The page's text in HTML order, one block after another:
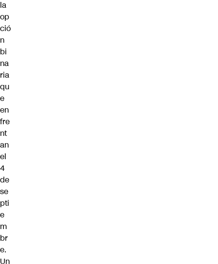
la
op
ció
n
bi
na
ria
qu
e
en
fre
nt
an
el
4
de
se
pti
e
m
br
e.
Un